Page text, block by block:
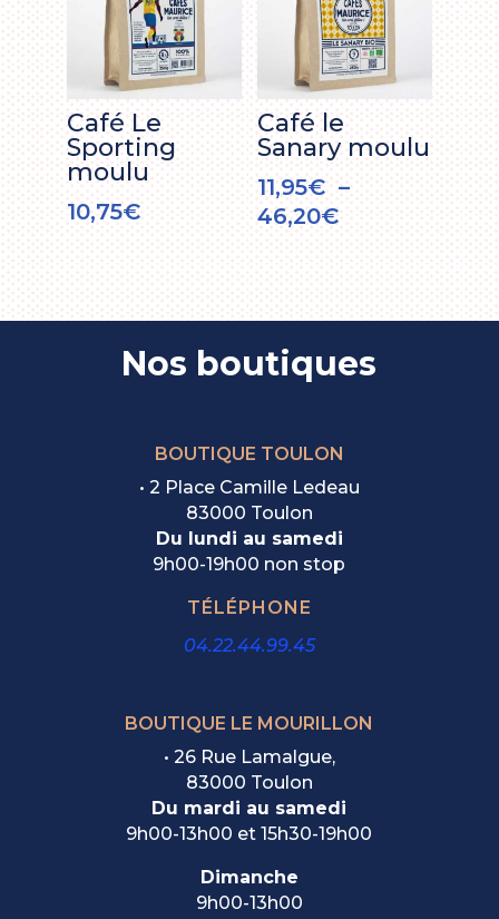
34,00€
Café Le
Sporting
moulu
10,75€
Café le
Sanary moulu
11,95€ –
46,20€Plage
de
prix :
11,95€
46,20€
Nos boutiques
BOUTIQUE TOULON
• 2 Place Camille Ledeau
83000 Toulon
Du lundi au samedi
9h00-19h00 non stop
TÉLÉPHONE
04.22.44.99.45
BOUTIQUE LE MOURILLON
• 26 Rue Lamalgue,
83000 Toulon
Du mardi au samedi
9h00-13h00 et 15h30-19h00
Dimanche
9h00-13h00